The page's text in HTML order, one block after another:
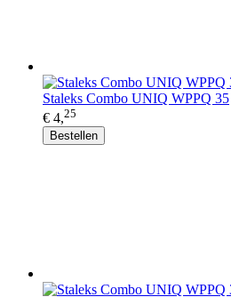
Staleks Combo UNIQ WPPQ 35
€ 4,25
Bestellen